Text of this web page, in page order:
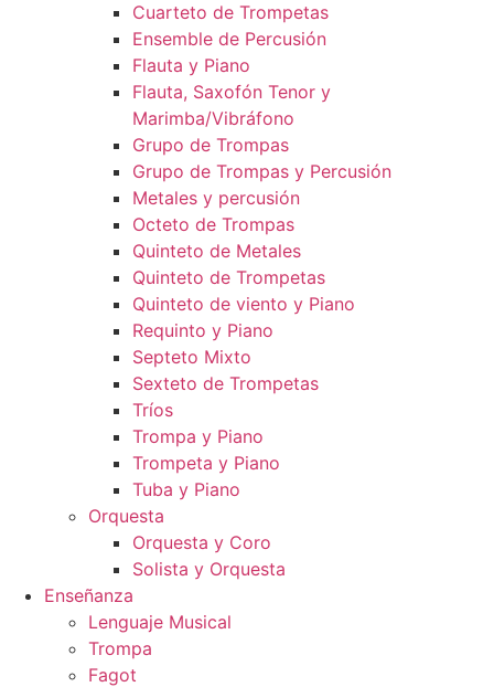
Cuarteto de Trompetas
Ensemble de Percusión
Flauta y Piano
Flauta, Saxofón Tenor y
Marimba/Vibráfono
Grupo de Trompas
Grupo de Trompas y Percusión
Metales y percusión
Octeto de Trompas
Quinteto de Metales
Quinteto de Trompetas
Quinteto de viento y Piano
Requinto y Piano
Septeto Mixto
Sexteto de Trompetas
Tríos
Trompa y Piano
Trompeta y Piano
Tuba y Piano
Orquesta
Orquesta y Coro
Solista y Orquesta
Enseñanza
Lenguaje Musical
Trompa
Fagot